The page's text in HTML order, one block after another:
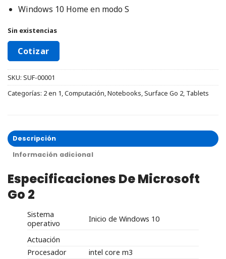
Windows 10 Home en modo S
Sin existencias
Cotizar
SKU: SUF-00001
Categorías: 2 en 1,Computación,Notebooks,Surface Go 2, Tablets
Descripción
Información adicional
Especificaciones De Microsoft
Go 2
Sistema
operativo
Inicio de Windows 10
Actuación
Procesador
intel core m3